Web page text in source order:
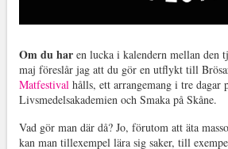
Om du haren lucka i kalendern mellan den
maj föreslår jag att du gör en utflykt till
Matfestivalhålls, ett arrangemang i tre dagar
Livsmedelsakademien och Smaka på Skåne.
Vad gör man där då? Jo, förutom att äta
kan man tillexempel lära sig saker, till